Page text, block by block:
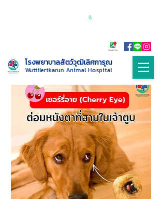
โรงพยาบาลสัตว์วุฒิเลิศการุณ
Wuttilertkarun Animal Hospital